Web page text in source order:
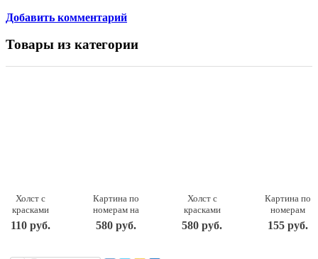
Добавить комментарий
Товары из категории
Холст с
красками
15х15 см.
МИШКА
Х-9818)
110 руб.
Картина по
номерам на
холсте
Почти как
40 см 347-
580 руб.
Холст с
красками
40х50 см по
номерам.
580 руб.
Картина по
номерам
для
малышей
155 руб.